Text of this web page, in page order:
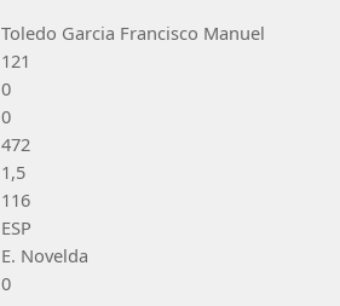
Toledo Garcia Francisco Manuel
121
0
0
472
1,5
116
ESP
E. Novelda
0